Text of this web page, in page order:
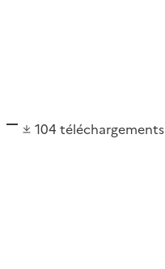
104 téléchargements